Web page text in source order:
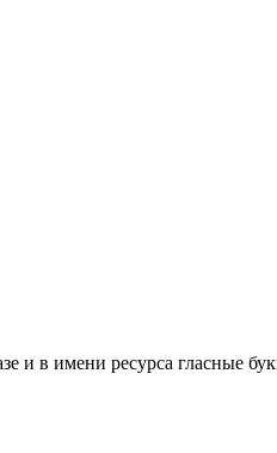
и в имени ресурса гласные